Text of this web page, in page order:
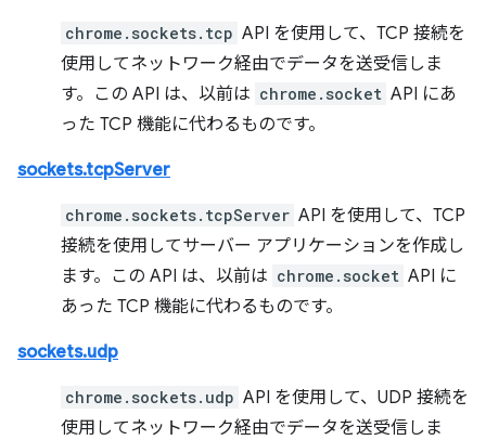
chrome.sockets.tcp API を使用して、TCP 接続を
使用してネットワーク経由でデータを送受信しま
す。この API は、以前は chrome.socket API にあ
った TCP 機能に代わるものです。
sockets.tcpServer
chrome.sockets.tcpServer API を使用して、TCP
接続を使用してサーバー アプリケーションを作成し
ます。この API は、以前は chrome.socket API に
あった TCP 機能に代わるものです。
sockets.udp
chrome.sockets.udp API を使用して、UDP 接続を
使用してネットワーク経由でデータを送受信しま